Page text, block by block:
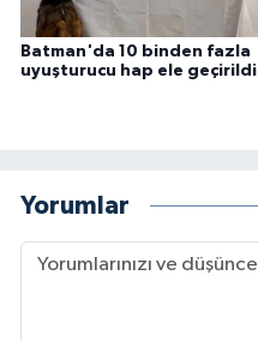
Batman'da 10 binden fazla
uyuşturucu hap ele geçirildi
Yorumlar